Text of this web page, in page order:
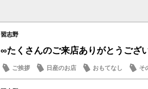
習志野
∞たくさんのご来店ありがとうござ
ご挨拶 日産のお店 おもてなし そ